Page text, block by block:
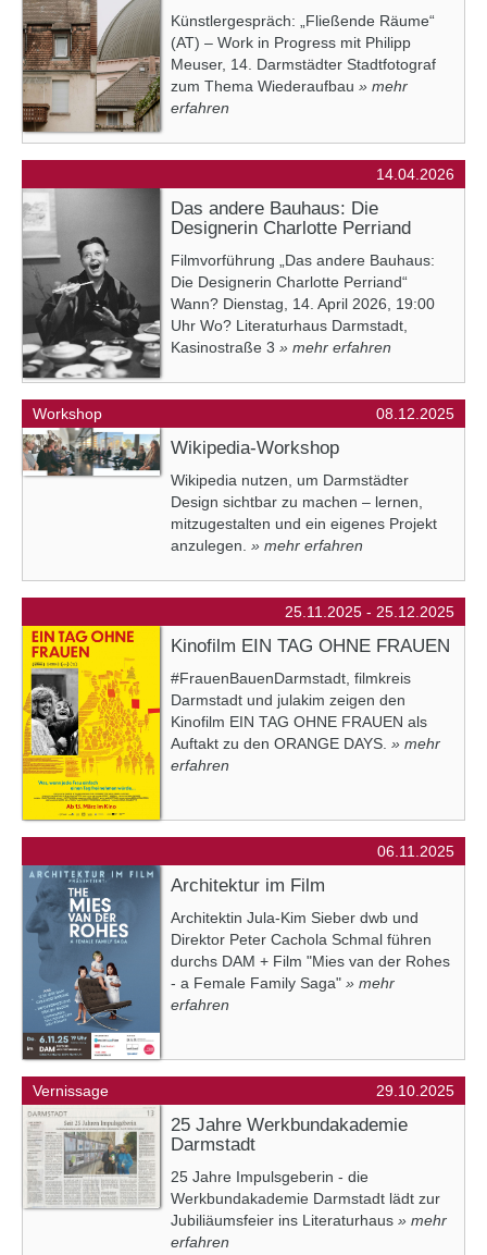
Künstlergespräch: „Fließende Räume“
(AT) – Work in Progress mit Philipp
Meuser, 14. Darmstädter Stadtfotograf
zum Thema Wiederaufbau » mehr
erfahren
14.04.2026
Das andere Bauhaus: Die
Designerin Charlotte Perriand
Filmvorführung „Das andere Bauhaus:
Die Designerin Charlotte Perriand“
Wann? Dienstag, 14. April 2026, 19:00
Uhr Wo? Literaturhaus Darmstadt,
Kasinostraße 3 » mehr erfahren
Workshop 08.12.2025
Wikipedia-Workshop
Wikipedia nutzen, um Darmstädter
Design sichtbar zu machen – lernen,
mitzugestalten und ein eigenes Projekt
anzulegen. » mehr erfahren
25.11.2025 - 25.12.2025
Kinofilm EIN TAG OHNE FRAUEN
#FrauenBauenDarmstadt, filmkreis
Darmstadt und julakim zeigen den
Kinofilm EIN TAG OHNE FRAUEN als
Auftakt zu den ORANGE DAYS. » mehr
erfahren
06.11.2025
Architektur im Film
Architektin Jula-Kim Sieber dwb und
Direktor Peter Cachola Schmal führen
durchs DAM + Film "Mies van der Rohes
- a Female Family Saga" » mehr
erfahren
Vernissage 29.10.2025
25 Jahre Werkbundakademie
Darmstadt
25 Jahre Impulsgeberin - die
Werkbundakademie Darmstadt lädt zur
Jubiliäumsfeier ins Literaturhaus » mehr
erfahren